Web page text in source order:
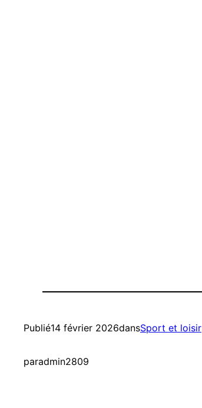
Publié14 février 2026dansSport et loisir
paradmin2809